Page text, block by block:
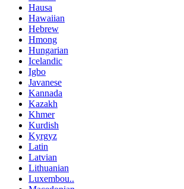
Hausa
Hawaiian
Hebrew
Hmong
Hungarian
Icelandic
Igbo
Javanese
Kannada
Kazakh
Khmer
Kurdish
Kyrgyz
Latin
Latvian
Lithuanian
Luxembou..